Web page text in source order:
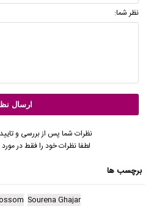
نظر شما:
نظرات شما پس از بررسی و
لطفا نظرات خود را فقط در
برچسب ها
Sourena Ghajar